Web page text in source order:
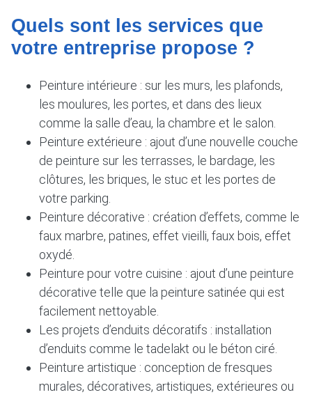
Quels sont les services que
votre entreprise propose ?
Peinture intérieure : sur les murs, les plafonds,
les moulures, les portes, et dans des lieux
comme la salle d’eau, la chambre et le salon.
Peinture extérieure : ajout d’une nouvelle couche
de peinture sur les terrasses, le bardage, les
clôtures, les briques, le stuc et les portes de
votre parking.
Peinture décorative : création d’effets, comme le
faux marbre, patines, effet vieilli, faux bois, effet
oxydé.
Peinture pour votre cuisine : ajout d’une peinture
décorative telle que la peinture satinée qui est
facilement nettoyable.
Les projets d’enduits décoratifs : installation
d’enduits comme le tadelakt ou le béton ciré.
Peinture artistique : conception de fresques
murales, décoratives, artistiques, extérieures ou